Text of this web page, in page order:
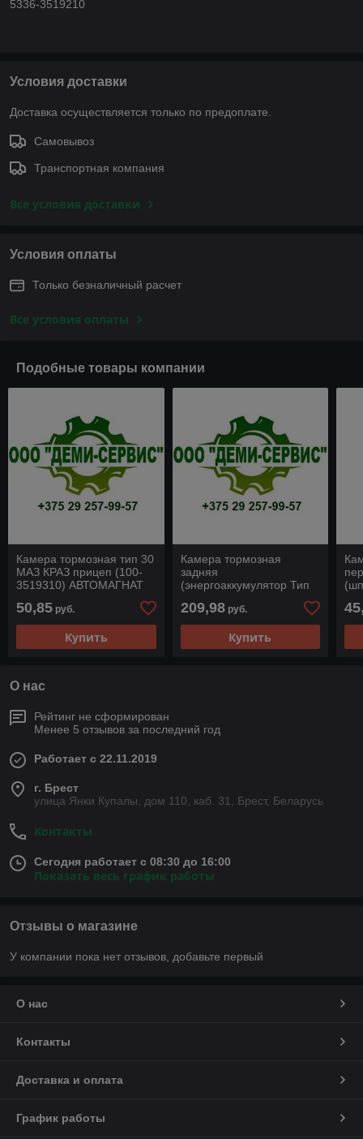
5336-3519210
Условия доставки
Доставка осуществляется только по предоплате.
Самовывоз
Транспортная компания
Все условия доставки
Условия оплаты
Только безналичный расчет
Все условия оплаты
Подобные товары компании
Камера тормозная тип 30
МАЗ КРАЗ прицеп (100-
3519310) АВТОМАГНАТ
50,85 руб.
Купить
Камера тормозная
задняя
(энергоаккумулятор Тип
АВТОМАТОМ
РАСТОРМАЖИВАНИЯ)
5336-3519200
209,98руб.
Купить
О нас
Рейтинг не сформирован
Менее 5 отзывов за последний год
Работает с 22.11.2019
г. Брест
улица Янки Купалы, дом 110, каб. 31, Брест, Беларусь
Контакты
Сегодня работает с 08:30 до 16:00
Показать весь график работы
Отзывы о магазине
У компании пока нет отзывов, добавьте первый
О нас
Контакты
Доставка и оплата
График работы